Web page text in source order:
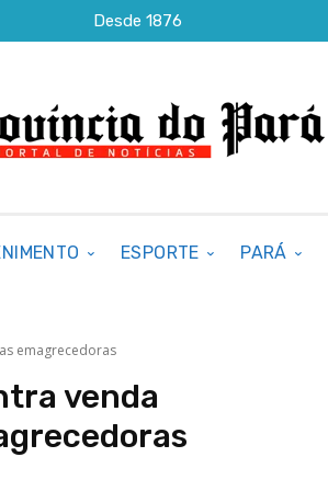
Desde 1876
ESPORTE PARÁ
emagrecedoras
venda